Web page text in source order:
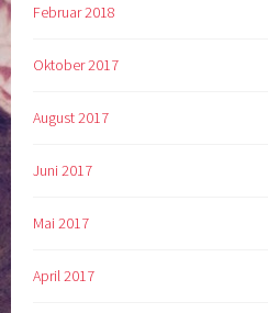
Februar 2018
Oktober 2017
August 2017
Juni 2017
Mai 2017
April 2017